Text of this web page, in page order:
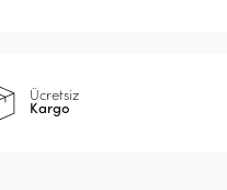
Ücretsiz
Kargo